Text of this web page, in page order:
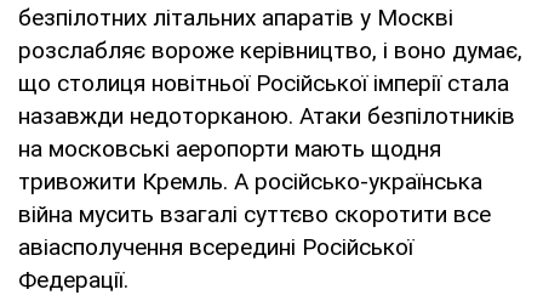
безпілотних літальних апаратів у Москві
розслабляє вороже керівництво, і воно думає,
що столиця новітньої Російської імперії стала
назавжди недоторканою. Атаки безпілотників
на московські аеропорти мають щодня
тривожити Кремль. А російсько-українська
війна мусить взагалі суттєво скоротити все
авіасполучення всередині Російської
Федерації.